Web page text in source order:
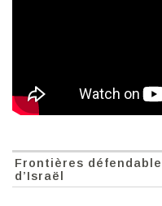
Frontières
d’Israël